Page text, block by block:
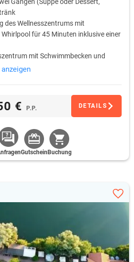
des Wellnesszentrums mit
für 45 Minuten inklusive einer
mit Schwimmbecken und
die für die Hotelgäste bestimmt sind
€ P.P. DETAILS
Gutschein Buchung